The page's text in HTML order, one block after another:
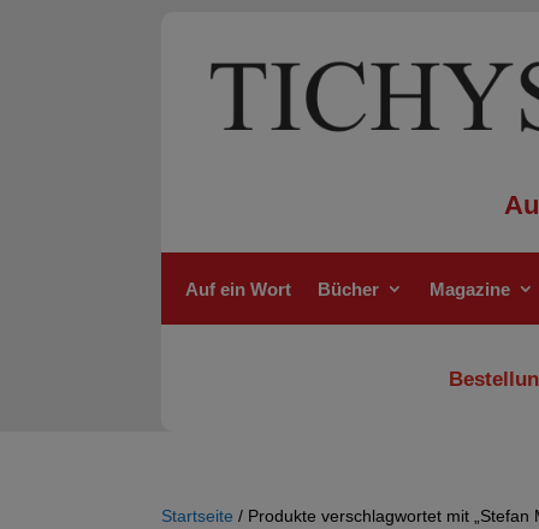
Auf ein Wort Bücher Magazine
Startseite / Produkte verschlagwortet mit „Stefan